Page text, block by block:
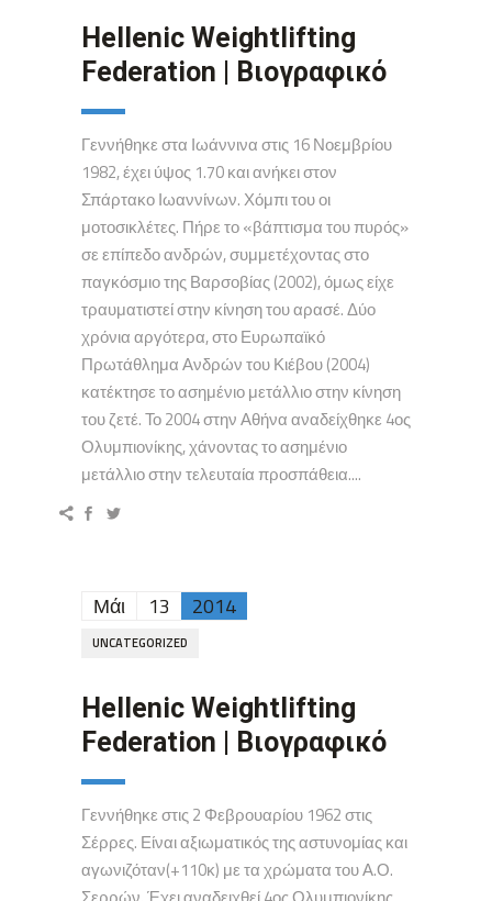
Hellenic Weightlifting
Federation | Βιογραφικό
Γεννήθηκε στα Ιωάννινα στις 16 Νοεμβρίου
1982, έχει ύψος 1.70 και ανήκει στον
Σπάρτακο Ιωαννίνων. Χόμπι του οι
μοτοσικλέτες. Πήρε το «βάπτισμα του πυρός»
σε επίπεδο ανδρών, συμμετέχοντας στο
παγκόσμιο της Βαρσοβίας (2002), όμως είχε
τραυματιστεί στην κίνηση του αρασέ. Δύο
χρόνια αργότερα, στο Ευρωπαϊκό
Πρωτάθλημα Ανδρών του Κιέβου (2004)
κατέκτησε το ασημένιο μετάλλιο στην κίνηση
του ζετέ. Το 2004 στην Αθήνα αναδείχθηκε 4ος
Ολυμπιονίκης, χάνοντας το ασημένιο
μετάλλιο στην τελευταία προσπάθεια....
Μάι 13 2014
UNCATEGORIZED
Hellenic Weightlifting
Federation | Βιογραφικό
Γεννήθηκε στις 2 Φεβρουαρίου 1962 στις
Σέρρες. Είναι αξιωματικός της αστυνομίας και
αγωνιζόταν(+110κ) με τα χρώματα του Α.Ο.